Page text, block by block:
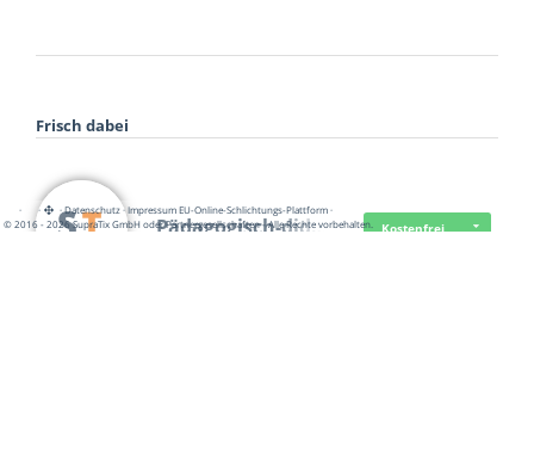
Frisch dabei
Pädagogisch-did… Kostenfrei
· · ·Datenschutz·Impressum EU-Online-Schlichtungs-Plattform·
© 2016 - 2026 SupraTix GmbH oder Partnergesellschaften - Alle Rechte vorbehalten.